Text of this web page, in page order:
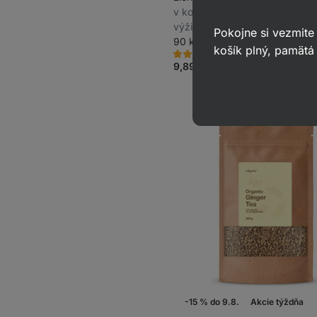
v koncentrovanom 30%
výživový doplnok
90 kapsúl
7
Hodnotenie
4.6/5,
7
Obľúbené
609
9,89 €
-15 % do 9.8. Akcie týždňa
Pokojne si
košík plný,